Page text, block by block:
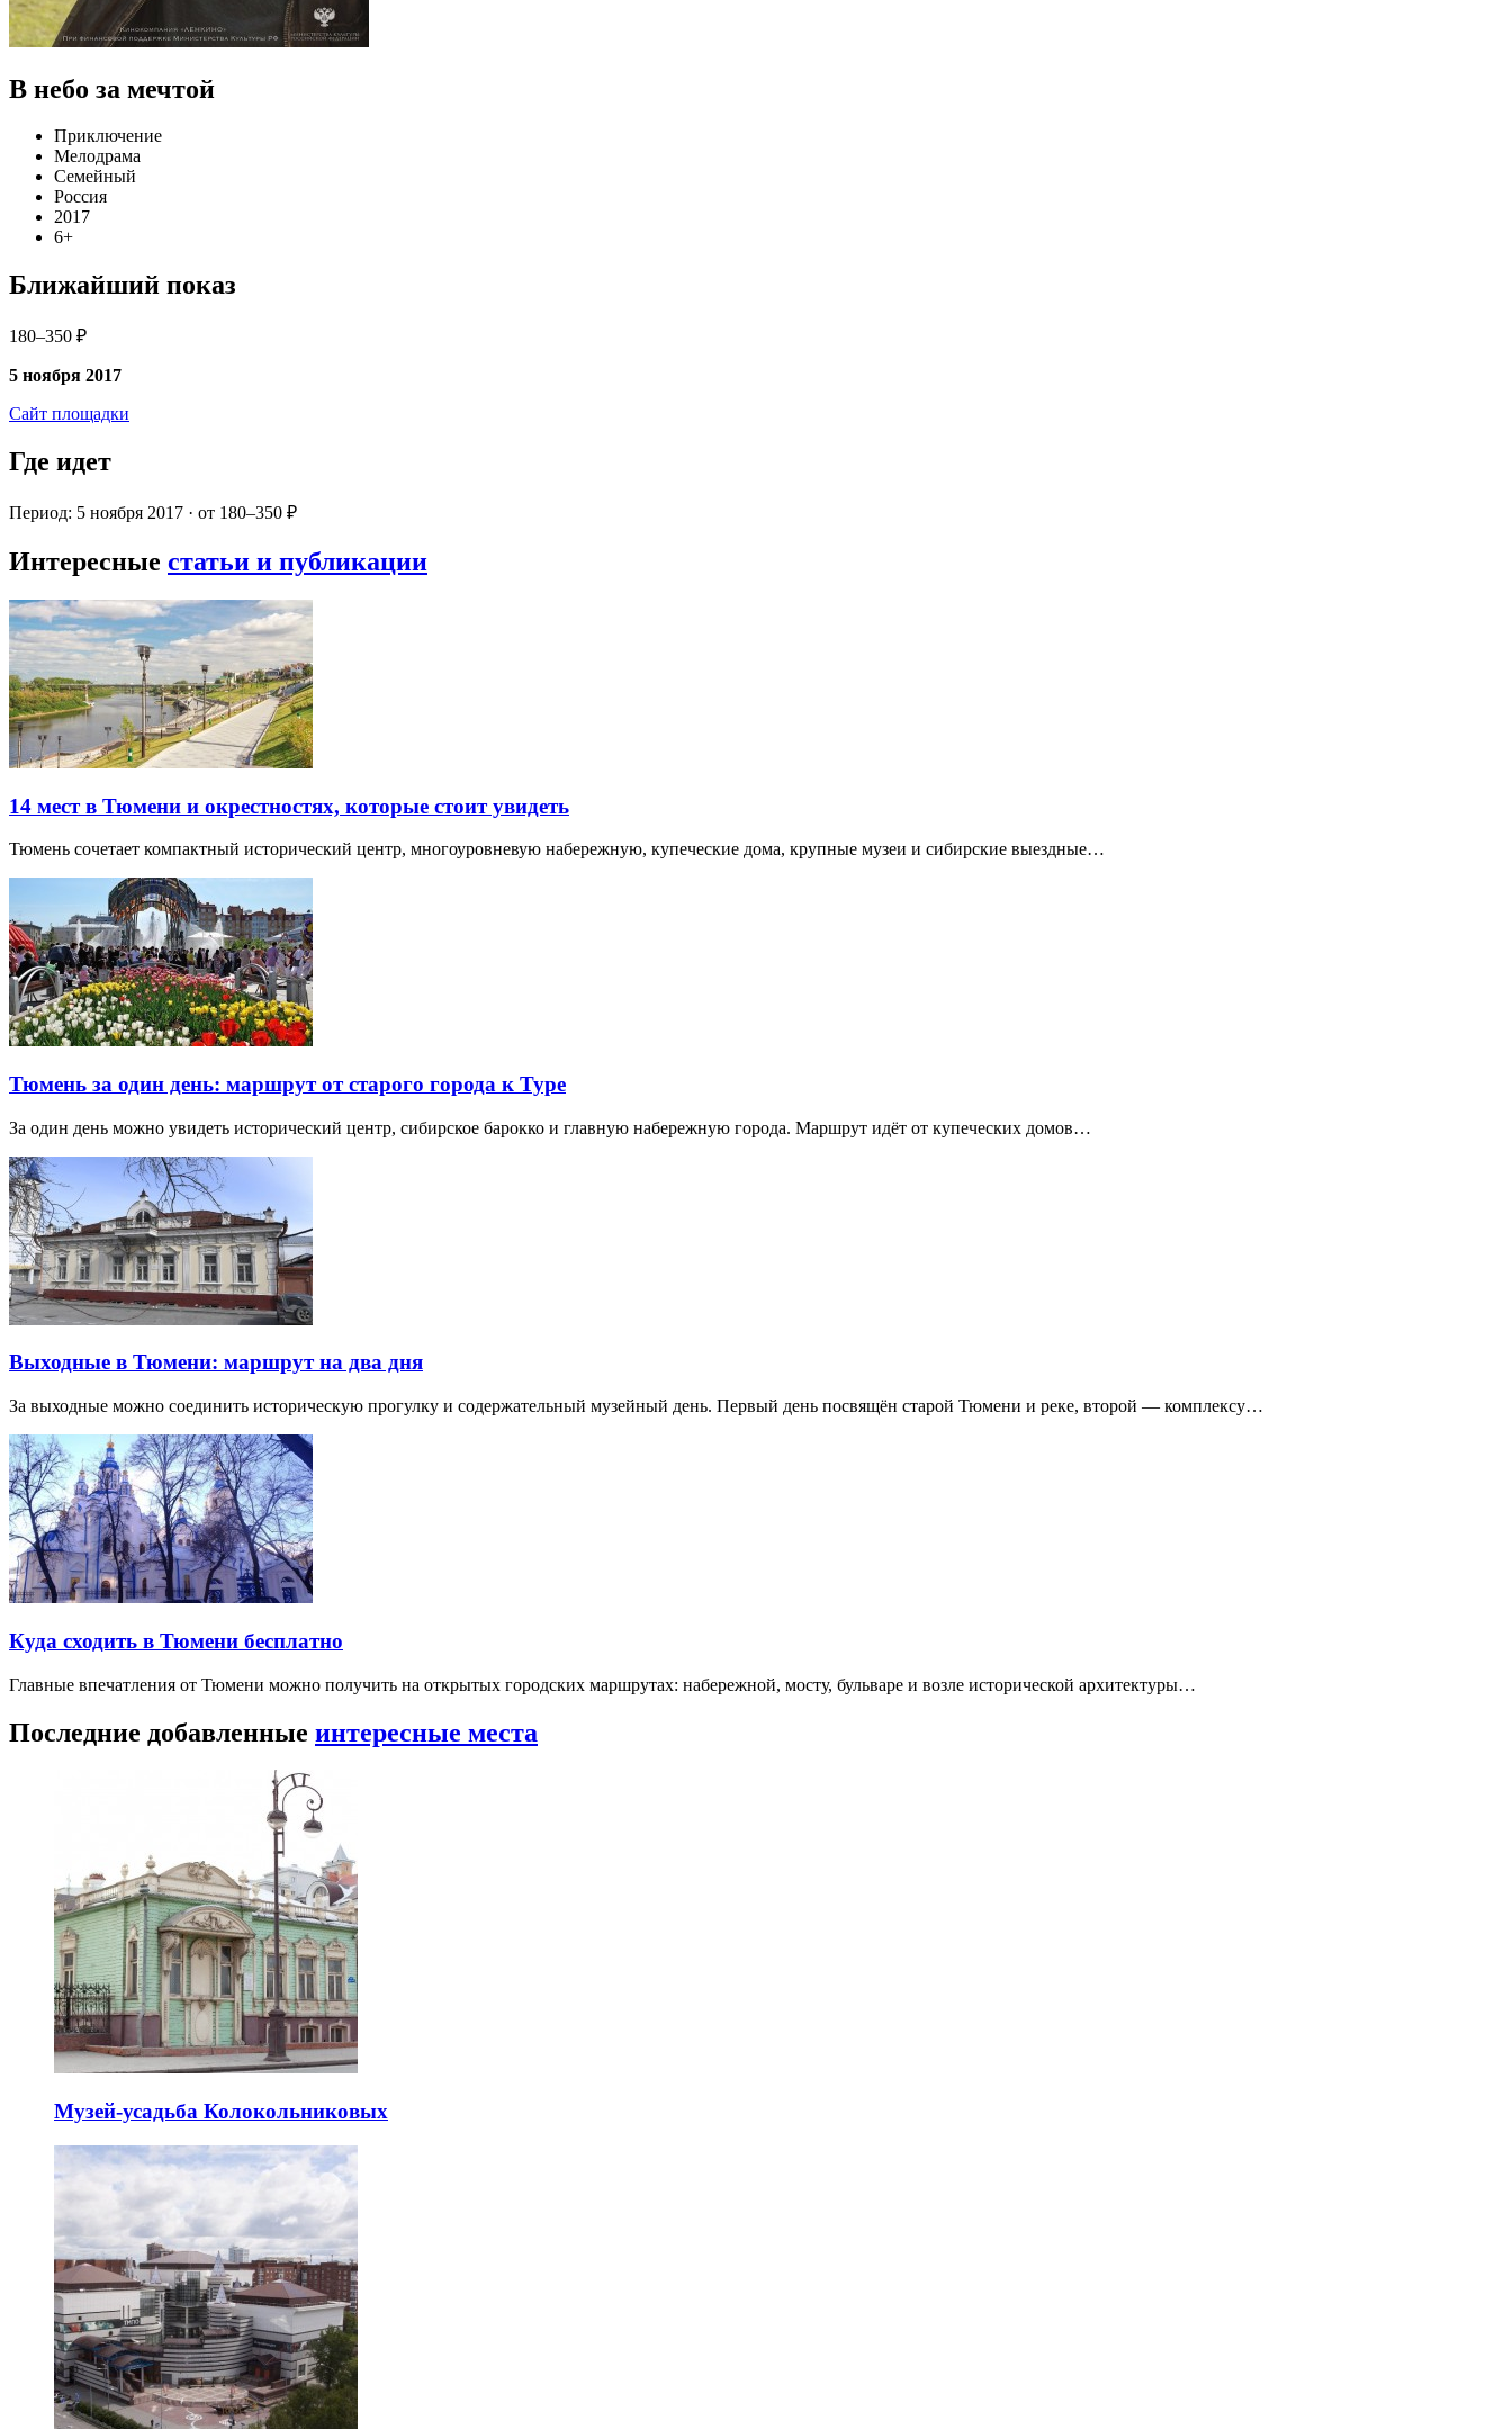
В небо за мечтой
Приключение
Мелодрама
Семейный
Россия
2017
6+
Ближайший показ
180–350 ₽
5 ноября 2017
Сайт площадки
Где идет
Период: 5 ноября 2017 · от 180–350 ₽
Интересные статьи и публикации
14 мест в Тюмени и окрестностях, которые стоит увидеть
Тюмень сочетает компактный исторический центр, многоуровневую набережную, купеческие дома, крупные музеи и сибирские выездные…
Тюмень за один день: маршрут от старого города к Туре
За один день можно увидеть исторический центр, сибирское барокко и главную набережную города. Маршрут идёт от купеческих домов…
Выходные в Тюмени: маршрут на два дня
За выходные можно соединить историческую прогулку и содержательный музейный день. Первый день посвящён старой Тюмени и реке, второй — комплексу…
Куда сходить в Тюмени бесплатно
Главные впечатления от Тюмени можно получить на открытых городских маршрутах: набережной, мосту, бульваре и возле исторической архитектуры…
Последние добавленные интересные места
Музей-усадьба Колокольниковых